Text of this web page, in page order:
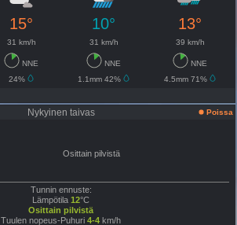
15° 10° 13°
31 km/h 31 km/h 39 km/h
NNE NNE
NNE
24% 1.1mm 42%
4.5mm 71%
Nykyinen taivas Poissa
Osittain pilvistä
Tunnin ennuste:
Lämpötila12°C
Osittain pilvistä
Tuulen nopeus-Puhuri 4-4 km/h